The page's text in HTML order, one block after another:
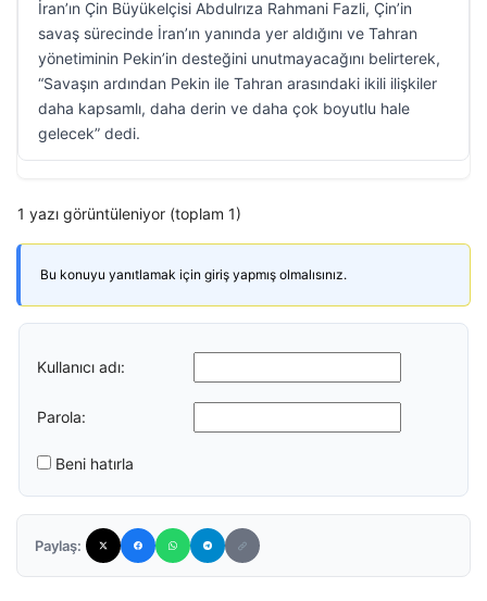
İran’ın Çin Büyükelçisi Abdulrıza Rahmani Fazli, Çin’in
savaş sürecinde İran’ın yanında yer aldığını ve Tahran
yönetiminin Pekin’in desteğini unutmayacağını belirterek,
“Savaşın ardından Pekin ile Tahran arasındaki ikili ilişkiler
daha kapsamlı, daha derin ve daha çok boyutlu hale
gelecek” dedi.
1 yazı görüntüleniyor (toplam 1)
Bu konuyu yanıtlamak için giriş yapmış olmalısınız.
Kullanıcı adı:
Parola:
Beni hatırla
Paylaş: